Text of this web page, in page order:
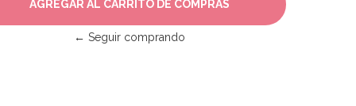
← Seguir comprando